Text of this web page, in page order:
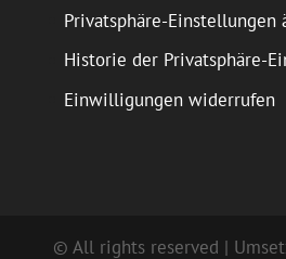
Privatsphäre-Einstellungen
Historie der Privatsphäre-
Einwilligungen widerrufen
© All rights reserved |